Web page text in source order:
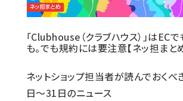
「Clubhouse（クラブハウス）」はEC
も。でも規約には要注意【ネッ担まと
ネットショップ担当者が読んでおく
日〜31日のニュース